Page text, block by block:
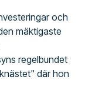
och
mäktigaste
regelbundet
där hon